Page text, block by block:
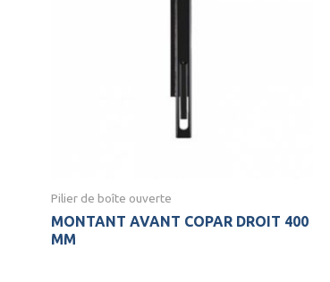
Pilier de boîte ouverte
MONTANT AVANT COPAR DROIT 400
MM